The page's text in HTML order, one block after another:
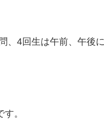
、4回生は午前、午後
。